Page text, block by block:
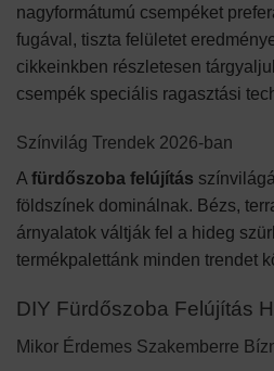
nagyformátumú csempéket
fugával, tiszta felületet
cikkeinkben részletesen
csempék speciális ragasztási
Színvilág Trendek 2026-ban
A fürdőszoba felújítás
földszínek dominálnak. Bézs,
árnyalatok váltják fel a hideg
termékpalettánk minden trendet
DIY Fürdőszoba Felújítás
Mikor Érdemes Szakemberre